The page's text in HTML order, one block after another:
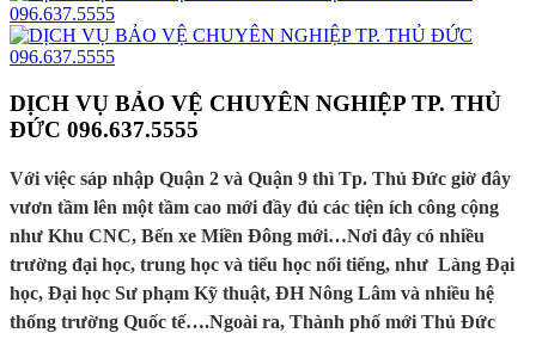
DỊCH VỤ BẢO VỆ CHUYÊN NGHIỆP TP. THỦ
ĐỨC 096.637.5555
Với việc sáp nhập Quận 2 và Quận 9 thì Tp. Thủ Đức giờ đây
vươn tầm lên một tầm cao mới đầy đủ các tiện ích công cộng
như Khu CNC, Bến xe Miền Đông mới…Nơi đây có nhiều
trường đại học, trung học và tiểu học nổi tiếng, như Làng Đại
học, Đại học Sư phạm Kỹ thuật, ĐH Nông Lâm và nhiều hệ
thống trường Quốc tế….Ngoài ra, Thành phố mới Thủ Đức